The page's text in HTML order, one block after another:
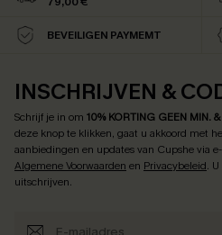
BEVEILIGEN PAYMEMT
INSCHRIJVEN &
Schrijf je in om 10% KORTING GEEN MIN.
deze knop te klikken, gaat u akkoord met
aanbiedingen en updates van Cupshe via
Algemene Voorwaarden en Privacybeleid.
uitschrijven.